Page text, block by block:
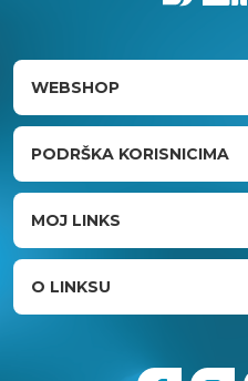
WEBSHOP
PODRŠKA KORISNICIMA
MOJ LINKS
O LINKSU